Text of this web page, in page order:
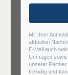
Mit Ihrer
aktuellen
E-Mail auch
Umfragen
unserer Partner
freiwillig und